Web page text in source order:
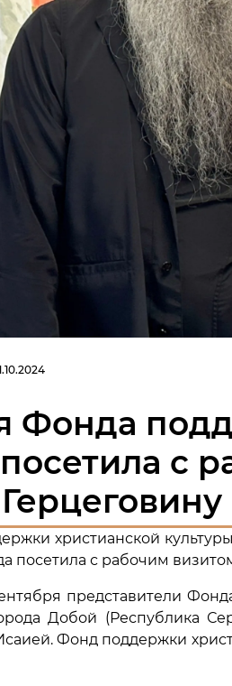
Фонда
с
христианской
посетила с рабочим
представители
Добой (Республика
Фонд поддержки